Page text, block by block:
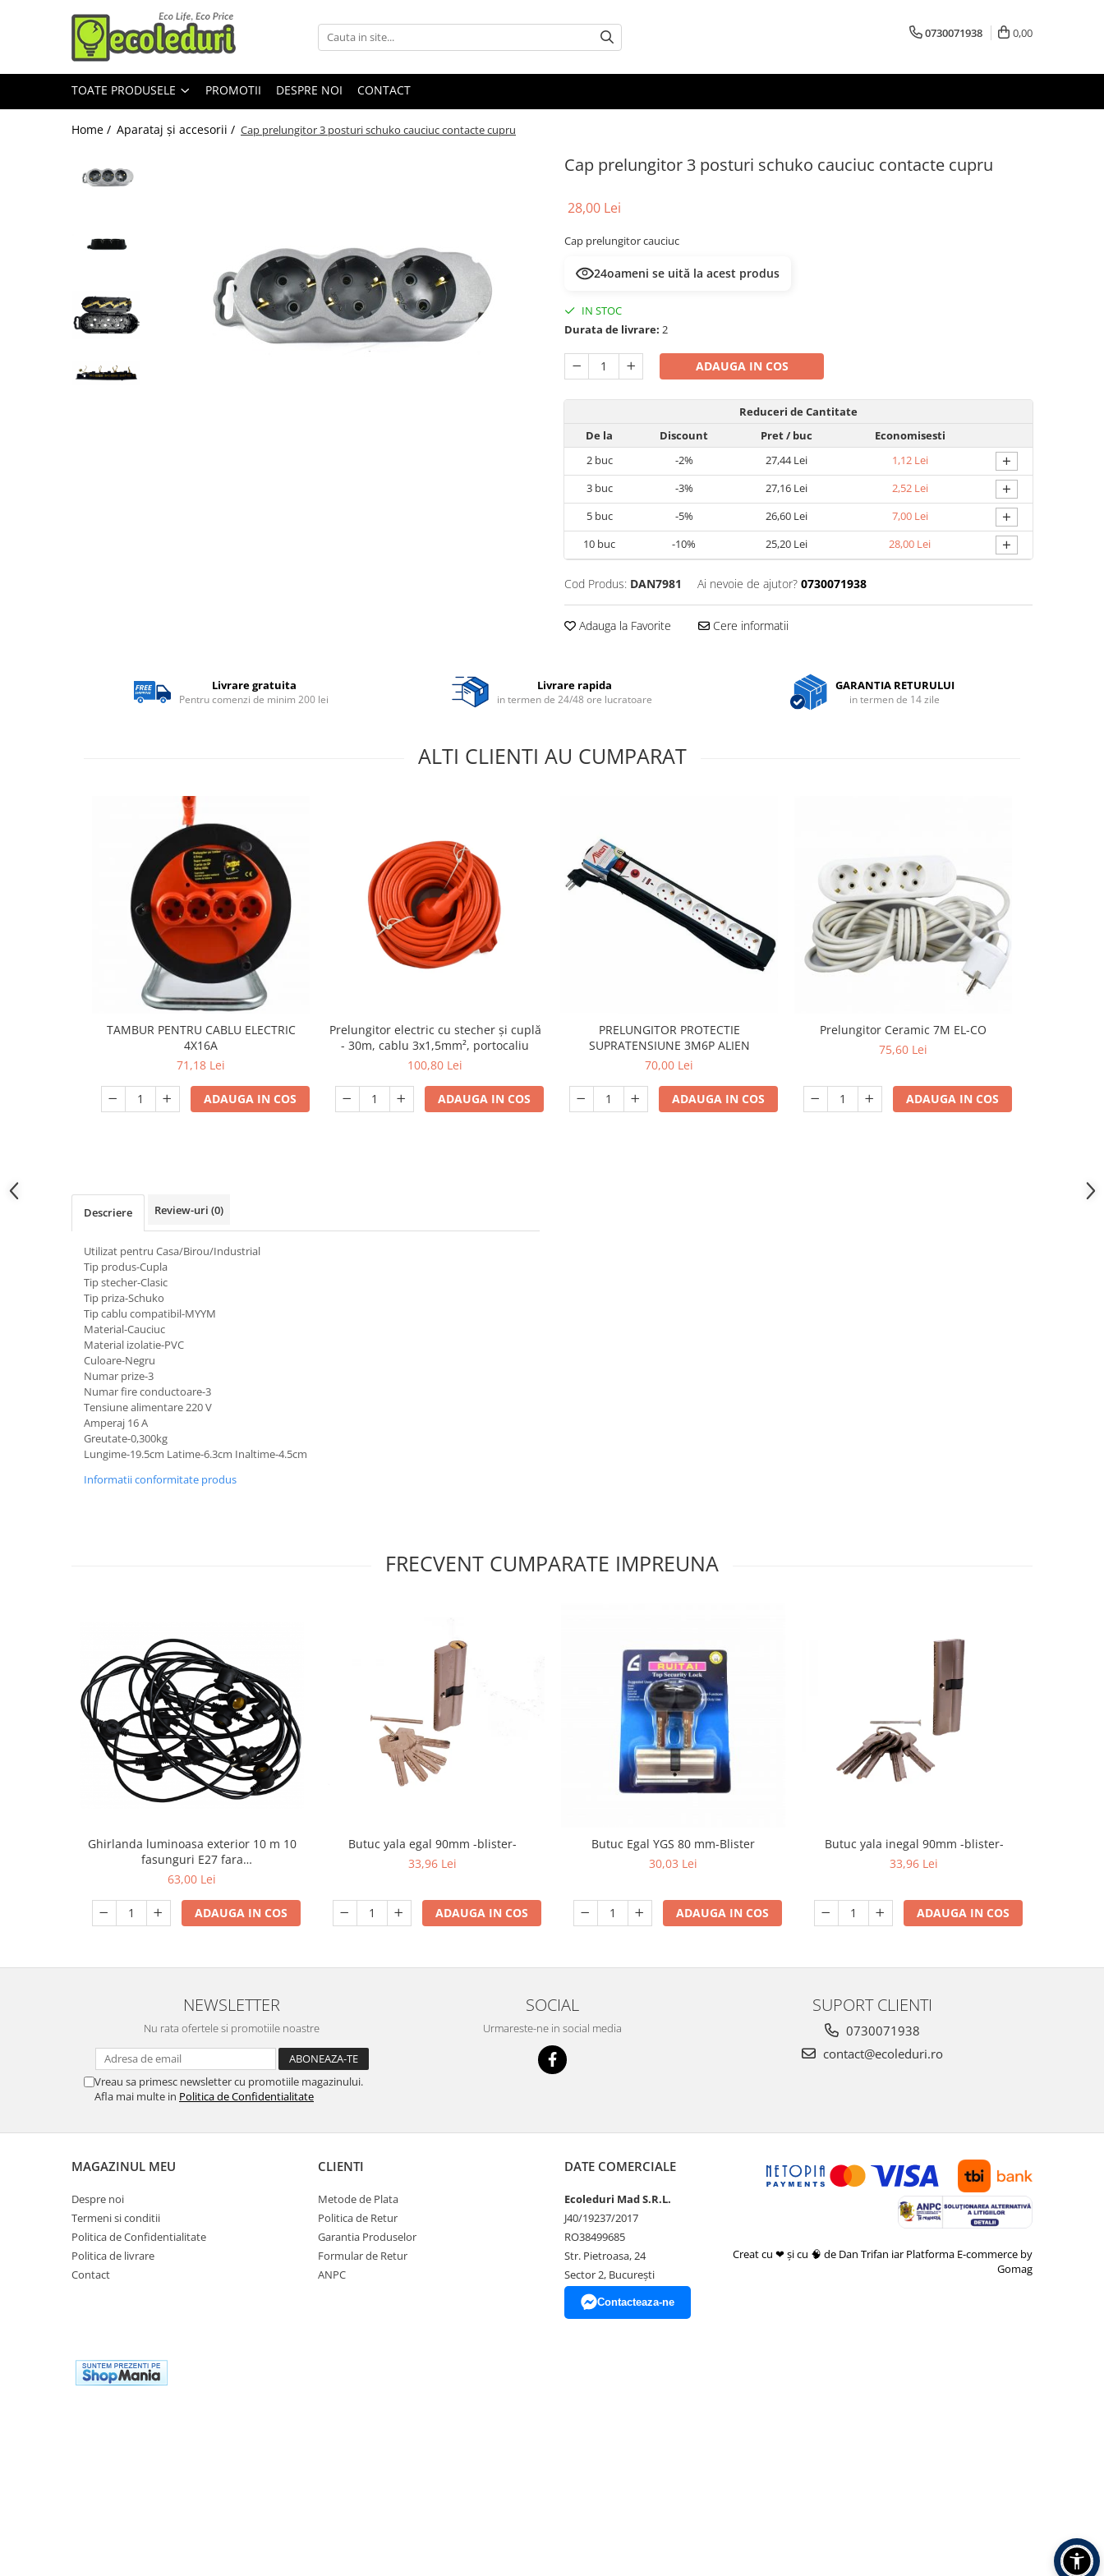
Toate Produsele
Surse de iluminat
Surse de iluminat
Bec Color led
Becuri & lampi led cu fasung
Modul Led pentru aplica
Tub Neon Fluorescent (Clasic)
Alimentatoare/Drivere
Bară alimentare nul
Cablu electric, canal cablu
electrice/Morsete/reglete
Prelungitoare/Derulatoare
Starter/Droser
Triplu Stecher
Întrerupătoare/Comutatoare
Ştechere/Stecher adaptor
Ţeavă PVC
Corpuri Led lineare
Cose / Coliere plastic
Pistoale de lipit si accesorii
taiat,accesorii pentru gaurit si
Conetica si conexiuni
Masina de facut gheata
Promotii
0730071938 0,00
TOATE PRODUSELE PROMOTII DESPRE NOI CONTACT
Home / Aparataj şi accesorii / Cap prelungitor 3 posturi schuko cauciuc contacte cupru
Cap prelungitor 3 posturi schuko cauciuc contacte cupru
28,00 Lei
Cap prelungitor cauciuc
24oameni se uită la acest produs
IN STOC
Durata de livrare: 2
ADAUGA IN COS
Reduceri de Cantitate
De la
Discount Pret/ buc
Economisesti
2buc -2% 27,44 Lei 1,12 Lei +
3buc -3% 27,16 Lei 2,52 Lei +
5buc -5% 26,60 Lei 7,00 Lei +
10 buc -10% 25,20 Lei 28,00 Lei +
Cod Produs: DAN7981 Ai nevoie de ajutor? 0730071938
Adauga la Favorite Cere informatii
Livrare gratuita
Pentru comenzi de minim 200 lei
Livrare rapida
in termen de 24/48 ore lucratoare
GARANTIA RETURULUI
in termen de 14 zile
ALTI CLIENTI AU CUMPARAT
TAMBUR PENTRU CABLU ELECTRIC
4X16A
71,18 Lei
ADAUGA IN COS
Prelungitor electric cu stecher și cuplă
- 30m, cablu 3x1,5mm², portocaliu
100,80 Lei
ADAUGA IN COS
PRELUNGITOR PROTECTIE
SUPRATENSIUNE 3M6P ALIEN
70,00 Lei
ADAUGA IN COS
Prelungitor Ceramic 7M EL-CO
75,60 Lei
ADAUGA IN COS
Descriere Review-uri (0)
Utilizat pentru Casa/Birou/Industrial
Tip produs-Cupla
Tip stecher-Clasic
Tip priza-Schuko
Tip cablu compatibil-MYYM
Material-Cauciuc
Material izolatie-PVC
Culoare-Negru
Numar prize-3
Numar fire conductoare-3
Tensiune alimentare 220 V
Amperaj 16 A
Greutate-0,300kg
Lungime-19.5cm Latime-6.3cm Inaltime-4.5cm
Informatii conformitate produs
FRECVENT CUMPARATE IMPREUNA
Ghirlanda luminoasa exterior 10 m 10
fasunguri E27 fara
becuri,interconectabila,impermeabila
63,00 Lei
ADAUGA IN COS
Butuc yala egal 90mm -blister-
33,96 Lei
ADAUGA IN COS
Butuc Egal YGS 80 mm-Blister
30,03 Lei
ADAUGA IN COS
Butuc yala inegal 90mm -blister-
33,96 Lei
ADAUGA IN COS
NEWSLETTER
Nu rata ofertele si promotiile noastre
Vreau sa primesc newsletter cu promotiile magazinului.
Afla mai multe in Politica de Confidentialitate
SOCIAL
Urmareste-ne in social media
SUPORT CLIENTI
0730071938
contact@ecoleduri.ro
MAGAZINUL MEU
Despre noi
Termeni si conditii
Politica de Confidentialitate
Politica de livrare
Contact
CLIENTI
Metode de Plata
Politica de Retur
Garantia Produselor
Formular de Retur
ANPC
DATE COMERCIALE
Ecoleduri Mad S.R.L.
J40/19237/2017
RO38499685
Str. Pietroasa, 24
Sector 2, București
Contacteaza-ne
Creat cu ❤ și cu 🧠 de Dan Trifan iar Platforma E-commerce by
Gomag